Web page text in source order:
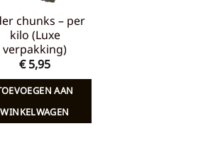
chunks – per
kilo (Luxe
verpakking)
€5,95
AAN
WINKELWAGEN